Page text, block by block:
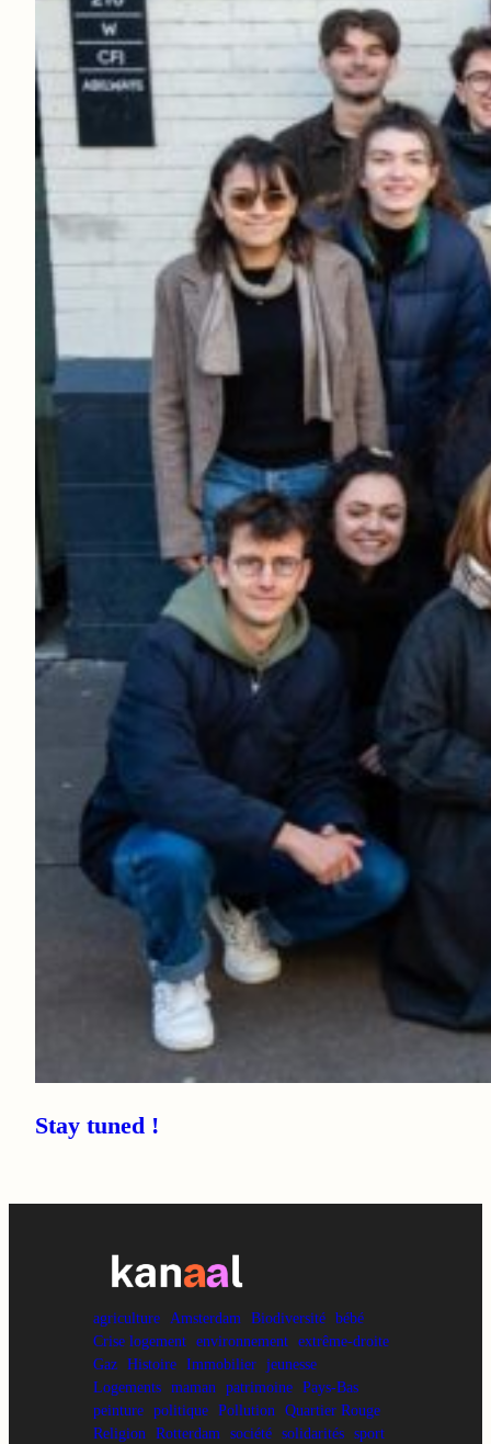
Stay tuned !
agriculture Amsterdam Biodiversité bébé
Crise logement environnement extrême-droite
Gaz Histoire Immobilier jeunesse
Logements maman patrimoine Pays-Bas
peinture politique Pollution Quartier Rouge
Religion Rotterdam société solidarités sport